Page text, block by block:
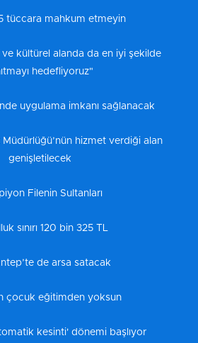
tüccara mahkum etmeyin
ve kültürel alanda da en iyi şekilde
hedefliyoruz"
uygulama imkanı sağlanacak
hizmet verdiği alan
genişletilecek
Filenin Sultanları
sınırı 120 bin 325 TL
de arsa satacak
çocuk eğitimden yoksun
kesinti' dönemi başlıyor